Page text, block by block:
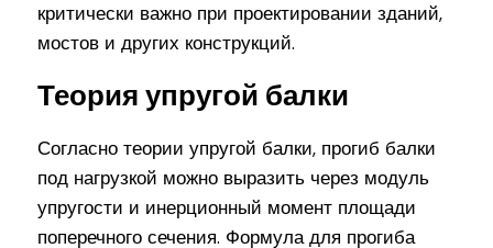
критически важно при проектировании зданий,
мостов и других конструкций.
Теория упругой балки
Согласно теории упругой балки, прогиб балки
под нагрузкой можно выразить через модуль
упругости и инерционный момент площади
поперечного сечения. Формула для прогиба